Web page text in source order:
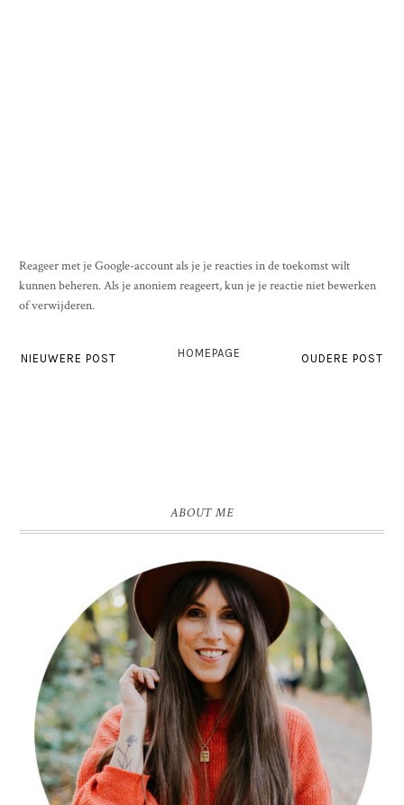
Reageer met je Google-account als je je reacties in de toekomst wilt
kunnen beheren. Als je anoniem reageert, kun je je reactie niet bewerken
of verwijderen.
NIEUWERE POST OUDERE POST
HOMEPAGE
ABOUT ME